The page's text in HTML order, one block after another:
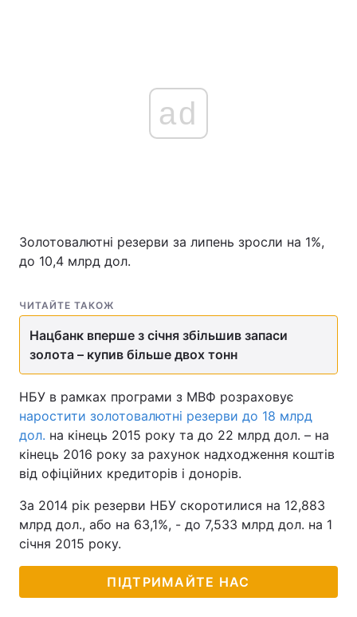
ad
Золотовалютні резерви за липень зросли на 1%,
до 10,4 млрд дол.
ЧИТАЙТЕ ТАКОЖ
Нацбанк вперше з січня збільшив запаси
золота – купив більше двох тонн
НБУ в рамках програми з МВФ розраховує
наростити золотовалютні резерви до 18 млрд
дол. на кінець 2015 року та до 22 млрд дол. – на
кінець 2016 року за рахунок надходження коштів
від офіційних кредиторів і донорів.
За 2014 рік резерви НБУ скоротилися на 12,883
млрд дол., або на 63,1%, - до 7,533 млрд дол. на 1
січня 2015 року.
ПІДТРИМАЙТЕ НАС